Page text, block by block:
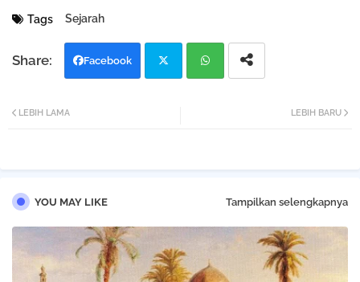
Tags Sejarah
Facebook
LEBIH BARU
LEBIH LAMA
YOU MAY LIKE Tampilkan selengkapnya